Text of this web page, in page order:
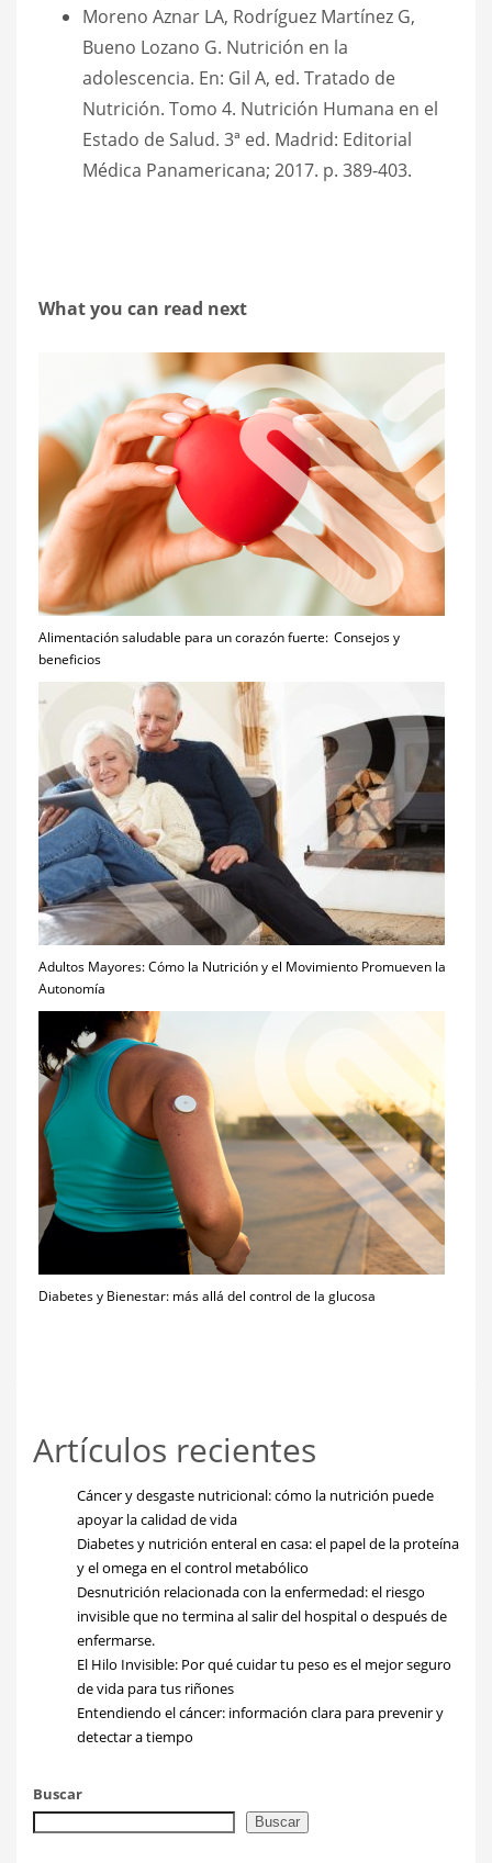
Moreno Aznar LA, Rodríguez Martínez G,
Bueno Lozano G. Nutrición en la
adolescencia. En: Gil A, ed. Tratado de
Nutrición. Tomo 4. Nutrición Humana en el
Estado de Salud. 3ª ed. Madrid: Editorial
Médica Panamericana; 2017. p. 389-403.
What you can read next
Alimentación saludable para un corazón fuerte: Consejos y
beneficios
Adultos Mayores: Cómo la Nutrición y el Movimiento Promueven la
Autonomía
Diabetes y Bienestar: más allá del control de la glucosa
Artículos recientes
Cáncer y desgaste nutricional: cómo la nutrición puede
apoyar la calidad de vida
Diabetes y nutrición enteral en casa: el papel de la proteína
y el omega en el control metabólico
Desnutrición relacionada con la enfermedad: el riesgo
invisible que no termina al salir del hospital o después de
enfermarse.
El Hilo Invisible: Por qué cuidar tu peso es el mejor seguro
de vida para tus riñones
Entendiendo el cáncer: información clara para prevenir y
detectar a tiempo
Buscar
Buscar